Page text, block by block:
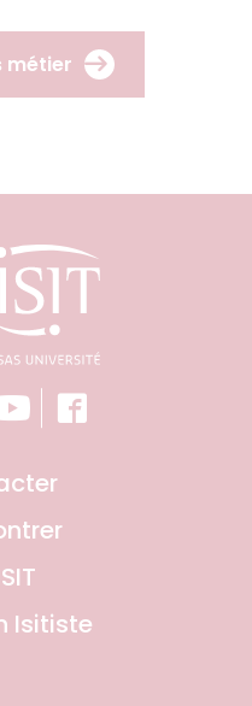
métier
Isitiste